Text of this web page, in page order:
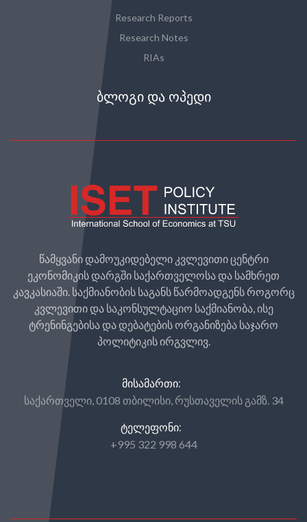
Research Reports
Research Notes
RIAs
ᲑᲚᲝᲒᲘ ᲓᲐ ᲝᲞᲔᲓᲘ
წამყვანი დამოუკიდებელი კვლევითი ცენტრი
ეკონომიკის დარგში საქართველოსა და სამხრეთ
კავკასიაში. საქმიანობის საგანს წარმოადგენს როგორც
კვლევითი და საკონსულტაციო საქმიანობა, ისე
ტრენინგებისა და დებატების ორგანიზება საჯარო
პოლიტიკის ირგვლივ.
ᲛᲘᲡᲐᲛᲐᲠᲗᲘ:
საქართველი, 0108 თბილისი, რუსთაველის გამზ. 34
ᲢᲔᲚᲔᲤᲝᲜᲘ:
+995 322 998 644